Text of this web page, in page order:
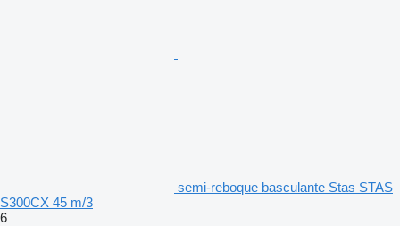
semi-reboque basculante Stas STAS
S300CX 45 m/3
6